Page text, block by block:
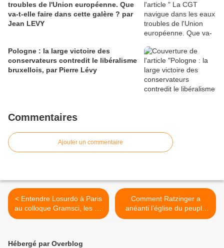
troubles de l'Union européenne. Que
va-t-elle faire dans cette galère ? par
Jean LEVY
Pologne : la large victoire des
conservateurs contredit le libéralisme
bruxellois, par Pierre Lévy
Commentaires
Ajouter un commentaire
< Entendre Losurdo à Paris
au colloque Gramsci, les 22
et 23 mars 2013
Comment Ratzinger a
anéanti l’église du peuple
en Amérique latine >
Hébergé par Overblog